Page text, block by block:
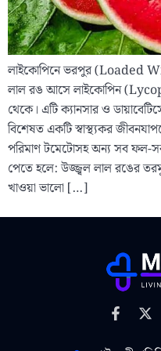
লাইকোপিনে ভরপুর (Loaded
লাল রঙ আসে লাইকোপিন
থেকে। এটি ক্যানসার ও
বিশেষত একটি স্বাস্থ্যকর
পরিমাণ টমেটোসহ অন্য সব ফল-
পেতে হলে: উজ্জ্বল লাল রঙের
খাওয়া ভালো […]